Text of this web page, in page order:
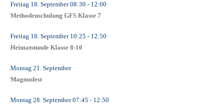
Freitag 18. September08:30 - 12:00
Methodenschulung GFS Klasse 7
Freitag 18. September10:25 - 12:50
Heimatstunde Klasse 8-10
Montag 21. September
Magnusfest
Montag 28. September07:45 - 12:50